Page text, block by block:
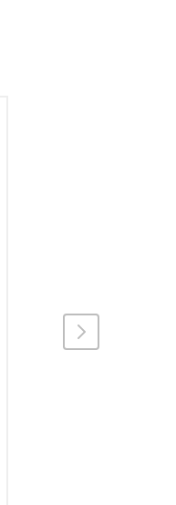
UNIMARC
Mosquitero Para Bebe